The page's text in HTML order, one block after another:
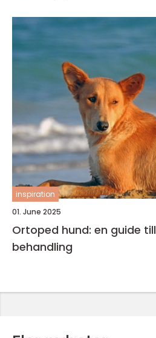
inspiration
01. June 2025
Ortoped hund: en guide
behandling